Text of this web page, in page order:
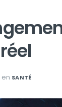
en SANTÉ